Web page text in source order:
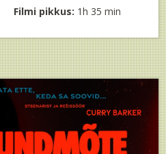
Filmi pikkus: 1h 35 min